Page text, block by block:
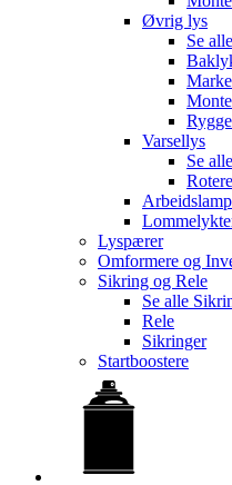
Øvrig lys
Se alle
Varsellys
Se alle
Lyspærer
Omformere og
Sikring og Rele
Se alle
Rele
Sikringer
Startboostere